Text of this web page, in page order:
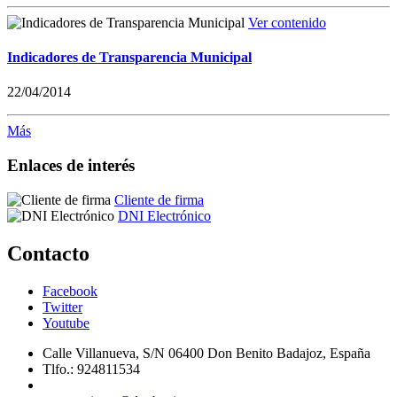
Ver contenido
Indicadores de Transparencia Municipal
22/04/2014
Más
Enlaces de interés
Cliente de firma
DNI Electrónico
Contacto
Facebook
Twitter
Youtube
Calle Villanueva, S/N 06400 Don Benito Badajoz, España
Tlfo.: 924811534